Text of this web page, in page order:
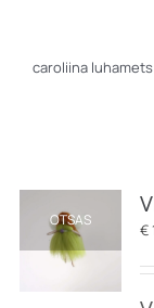
contentcaroliina luhamets
OTSAS
€